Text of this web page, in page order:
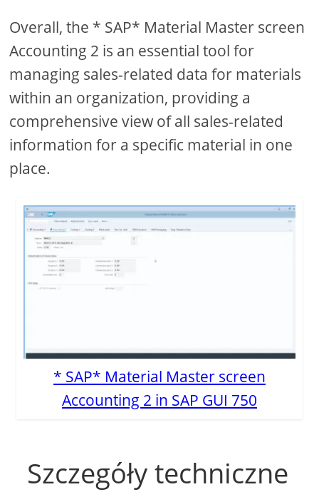
Overall, the * SAP* Material Master screen
Accounting 2 is an essential tool for
managing sales-related data for materials
within an organization, providing a
comprehensive view of all sales-related
information for a specific material in one
place.
* SAP* Material Master screen
Accounting 2 in SAP GUI 750
Szczegóły techniczne